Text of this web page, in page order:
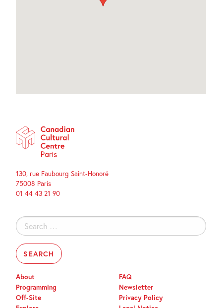
130, rue Faubourg Saint-Honoré
75008 Paris
01 44 43 21 90
Search
for:
About
Programming
Off-Site
FAQ
Newsletter
Privacy Policy